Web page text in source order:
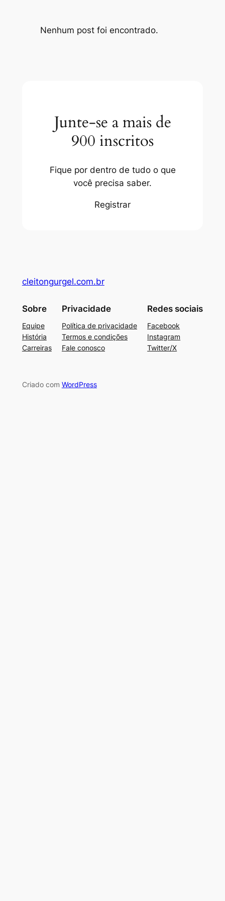
Nenhum post foi encontrado.
Junte-se a mais de
900 inscritos
Fique por dentro de tudo o que
você precisa saber.
Registrar
cleitongurgel.com.br
Sobre
Equipe
História
Carreiras
Privacidade
Política de privacidade
Termos e condições
Fale conosco
Redes sociais
Facebook
Instagram
Twitter/X
Criado com WordPress